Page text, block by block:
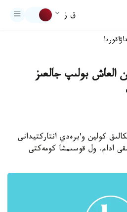
ق ز
اقوردا
العاش بولىپ جالعىز
كولين و'برەدي انتاركتيدانى
ادام. ول قوسىمشا كومەكتى